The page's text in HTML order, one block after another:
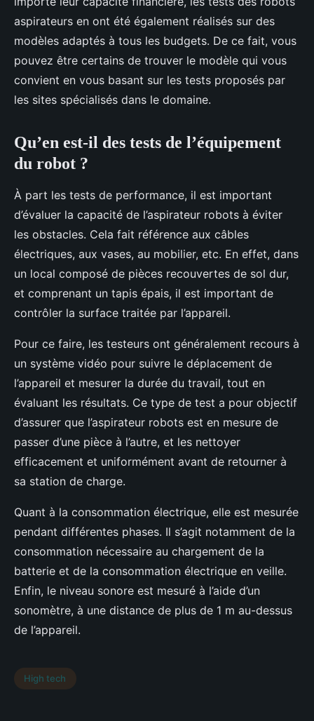
aspirateurs en ont été également réalisés sur des
modèles adaptés à tous les budgets. De ce fait, vous
pouvez être certains de trouver le modèle qui vous
convient en vous basant sur les tests proposés par
les sites spécialisés dans le domaine.
Qu’en est-il des tests de l’équipement
du robot ?
À part les tests de performance, il est important
d’évaluer la capacité de l’aspirateur robots à éviter
les obstacles. Cela fait référence aux câbles
électriques, aux vases, au mobilier, etc. En effet, dans
un local composé de pièces recouvertes de sol dur,
et comprenant un tapis épais, il est important de
contrôler la surface traitée par l’appareil.
Pour ce faire, les testeurs ont généralement recours à
un système vidéo pour suivre le déplacement de
l’appareil et mesurer la durée du travail, tout en
évaluant les résultats. Ce type de test a pour objectif
d’assurer que l’aspirateur robots est en mesure de
passer d’une pièce à l’autre, et les nettoyer
efficacement et uniformément avant de retourner à
sa station de charge.
Quant à la consommation électrique, elle est mesurée
pendant différentes phases. Il s’agit notamment de la
consommation nécessaire au chargement de la
batterie et de la consommation électrique en veille.
Enfin, le niveau sonore est mesuré à l’aide d’un
sonomètre, à une distance de plus de 1 m au-dessus
de l’appareil.
High tech